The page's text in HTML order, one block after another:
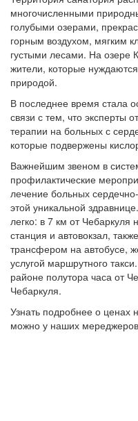
многочисленными
голубыми озерами,
горным воздухом, мягким
густыми лесами. На озере
жители, которые
природой.
В последнее время стала
связи с тем, что эксперты
терапии на больных с
которые подвержены
Важнейшим звеном в
профилактические
лечение больных
этой уникальной
легко: в 7 км от Чебаркуля
станция и автовокзал,
трансфером на автобусе,
услугой маршрутного
районе полутора часа от
Чебаркуля.
Узнать подробнее о ценах
можно у наших